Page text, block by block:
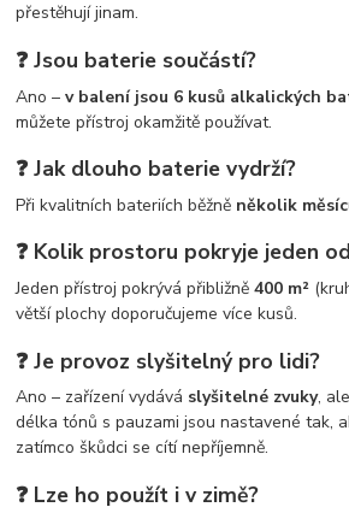
přestěhují jinam.
❓ Jsou baterie součástí?
Ano –v balení jsou 6 kusů alkalických
můžete přístroj okamžitě používat.
❓ Jak dlouho baterie vydrží?
Při kvalitních bateriích běžně několik
❓ Kolik prostoru pokryje jeden
Jeden přístroj pokrývá přibližně400 m²
větší plochy doporučujeme více kusů.
❓ Je provoz slyšitelný pro lidi?
Ano – zařízení vydává slyšitelné zvuky,
délka tónů s pauzami jsou nastavené tak,
zatímco škůdci se cítí nepříjemně.
❓ Lze ho použít i v zimě?